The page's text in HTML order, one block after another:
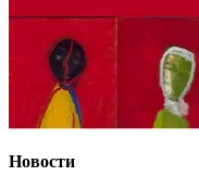
Новости